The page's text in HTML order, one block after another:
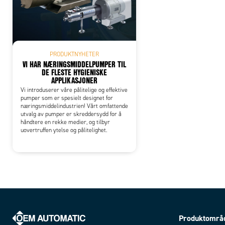
PRODUKTNYHETER
VI HAR NÆRINGSMIDDELPUMPER TIL
DE FLESTE HYGIENISKE
APPLIKASJONER
Vi introduserer våre pålitelige og effektive
pumper som er spesielt designet for
næringsmiddelindustrien! Vårt omfattende
utvalg av pumper er skreddersydd for å
håndtere en rekke medier, og tilbyr
uovertruffen ytelse og pålitelighet.